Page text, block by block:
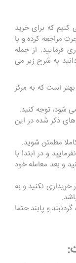
که برای خرید
مراجعه کرده و با
فرمایید. از جمله
به شرح زیر می
است که به مرکز
‌شود، توجه کنید.
های ذکر شده در این
مطمئن شوید.
و در ابتدا با
و بعد معامله خود
نکنید و به
و پابند حتما